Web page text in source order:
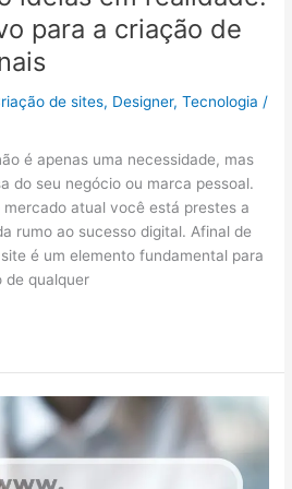
para a criação de
de sites, Designer,Tecnologia /
é apenas uma necessidade, mas
do seu negócio ou marca pessoal.
atual você está prestes a
rumo ao sucesso digital. Afinal de
é um elemento fundamental para
de qualquer